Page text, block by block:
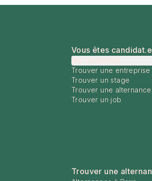
Vous êtes candidat.e
Trouver une entreprise
Trouver un stage
Trouver une alternance
Trouver un job
Trouver une